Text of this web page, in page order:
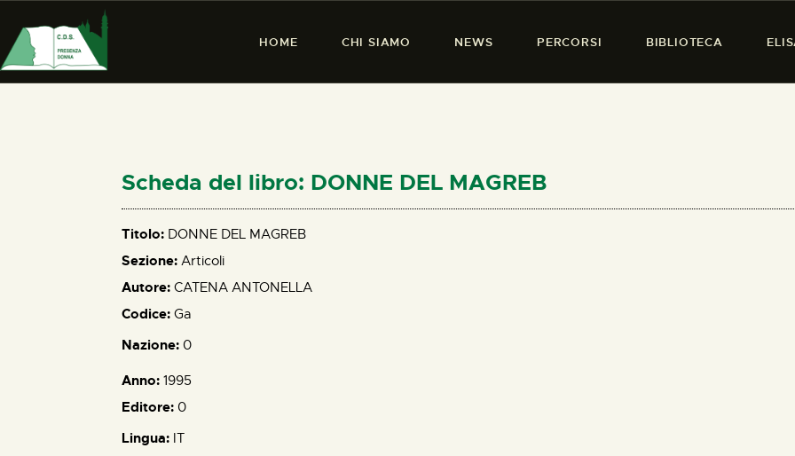
HOME CHI SIAMO NEWS PERCORSI BIBLIOTECA
PRESENZA DONNA
PERCORSI
BIBLIOTECA
Scheda del libro: DONNE DEL MAGREB
Titolo: DONNE DEL MAGREB
Sezione: Articoli
Autore: CATENA ANTONELLA
Codice: Ga
Nazione: 0
Anno: 1995
Editore: 0
Lingua: IT